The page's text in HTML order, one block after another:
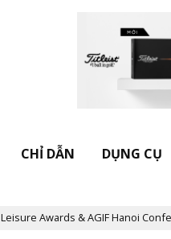
CHỈ DẪN DỤNG CỤ
& AGIF Hanoi Conference 2026"